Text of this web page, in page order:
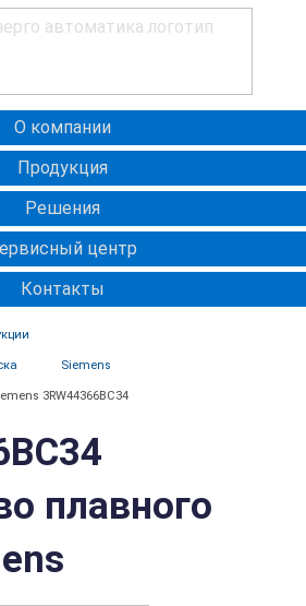
О компании
Продукция
Решения
центр
Контакты
Siemens
3RW44366BC34
плавного